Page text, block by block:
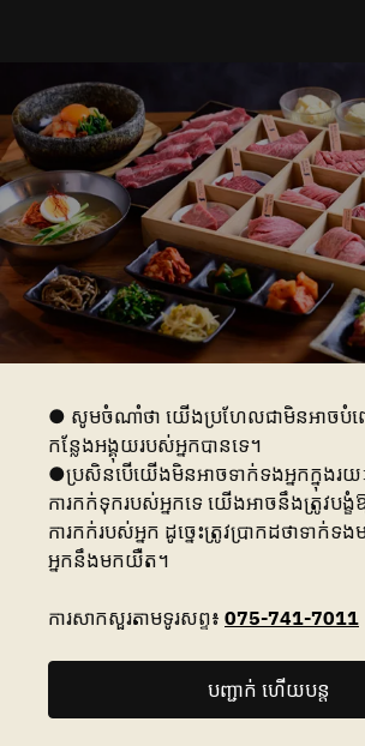
● សូមចំណាំថា យើងប្រហែលជាមិនអាចបំព
កន្លែងអង្គុយរបស់អ្នកបានទេ។
●ប្រសិនបើយើងមិនអាចទាក់ទងអ្នកក្នុងរយ
ការកក់ទុករបស់អ្នកទេ យើងអាចនឹងត្រូវបង្
ការកក់របស់អ្នក ដូច្នេះត្រូវប្រាកដថាទាក់
អ្នកនឹងមកយឺត។
ការសាកសួរតាមទូរសព្ទ៖ 075-741-7011
បញ្ជាក់ ហើយបន្ត